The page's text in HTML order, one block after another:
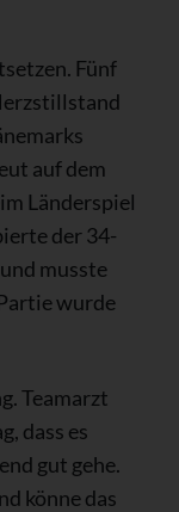
Fünf
auf dem
Länderspiel
der 34-
musste
wurde
Teamarzt
dass es
gut gehe.
könne das